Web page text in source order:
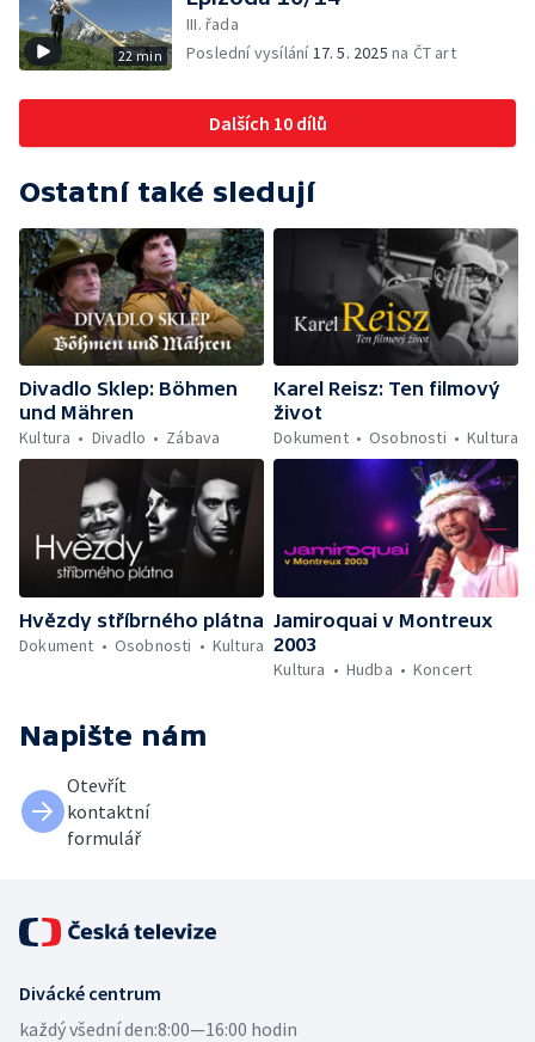
22 min
III. řada
Poslední vysílání17. 5. 2025 na ČT art
Dalších 10 dílů
Ostatní také sledují
Divadlo Sklep: Böhmen
und Mähren
Kultura
Divadlo Zábava
Karel Reisz: Ten filmový
život
Dokument
Osobnosti Kultura
Hvězdy stříbrného plátna
Dokument
Osobnosti Kultura
Jamiroquai v Montreux
2003
Kultura
Hudba Koncert
Napište nám
Otevřít
kontaktní
formulář
Divácké centrum
každý všední den:8:00—16:00 hodin